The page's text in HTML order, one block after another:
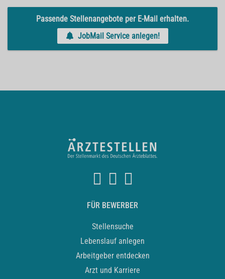
Passende Stellenangebote per E-Mail erhalten.
JobMail Service anlegen!
FÜR BEWERBER
Stellensuche
Lebenslauf anlegen
Arbeitgeber entdecken
Arzt und Karriere